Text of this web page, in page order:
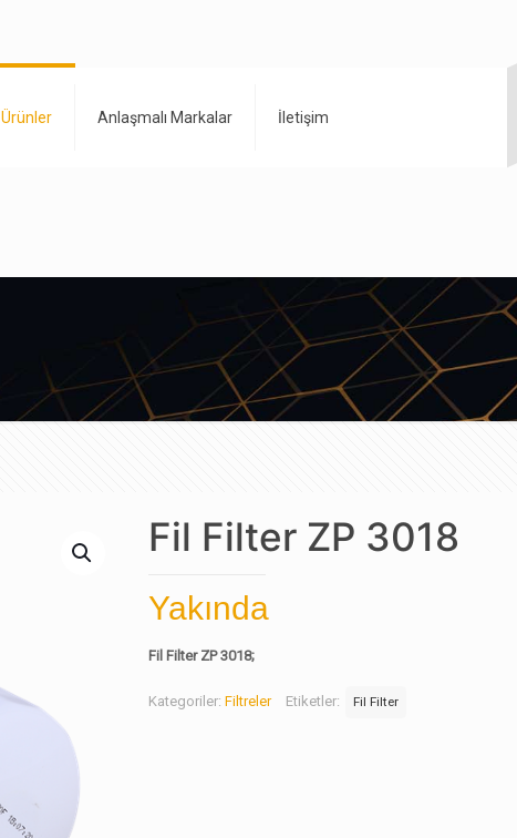
Ürünler Anlaşmalı Markalar İletişim
Fil Filter ZP 3018
Yakında
Fil Filter ZP 3018;
Kategoriler: Filtreler Etiketler: Fil Filter